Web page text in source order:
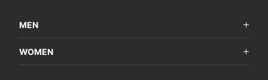
MEN
WOMEN